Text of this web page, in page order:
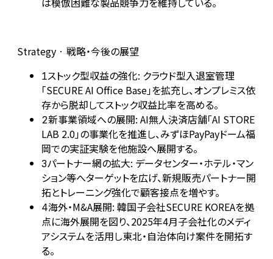
Strategy · 戦略・今後の展望
1ストック型収益の強化: クラウド型入退室管理
「SECURE AI Office Base」を拡充し、オンプレミス依
存から脱却してストック収益比率を高める。
2新事業領域への展開: AI無人決済店舗「AI STORE
LAB 2.0」の事業化を推進し、みずほPayPayドーム福
岡での実証実験を他施設へ展開する。
3パートナー網の拡大: データセンター・ホテル・マン
ション等へターゲットを広げ、新規販売パートナー開
拓とトレーニング強化で顧客接点を増やす。
4海外・M&A展開: 韓国子会社SECURE KOREAを拠
点に海外展開を図り、2025年4月子会社化のメディ
アシステムを活用し東北・自治体向け案件を開拓す
る。